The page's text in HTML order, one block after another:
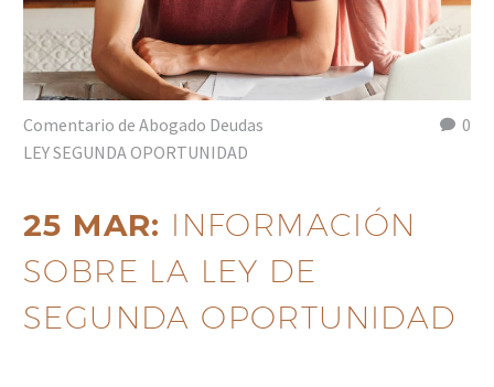
0
Comentario de Abogado Deudas
LEY SEGUNDA OPORTUNIDAD
25 MAR: INFORMACIÓN
SOBRE LA LEY DE
SEGUNDA OPORTUNIDAD